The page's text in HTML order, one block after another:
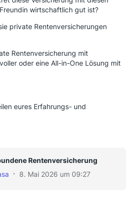
wirtschaftlich gut ist?
private Rentenversicherungen
Rentenversicherung mit
oder eine All-in-One Lösung mit
eures Erfahrungs- und
Rentenversicherung
8. Mai 2026 um 09:27